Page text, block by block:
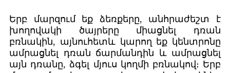
Երբ մարզում եք ձեռքերը, անհրաժեշտ է
խողովակի ծայրերը միացնել դռան
բռնակին, այնուհետև կարող եք կենտրոնը
ամրացնել դռան ճարմանդին և ամրացնել
այն դռանը, ձգել մյուս կողմի բռնակով։ Երբ